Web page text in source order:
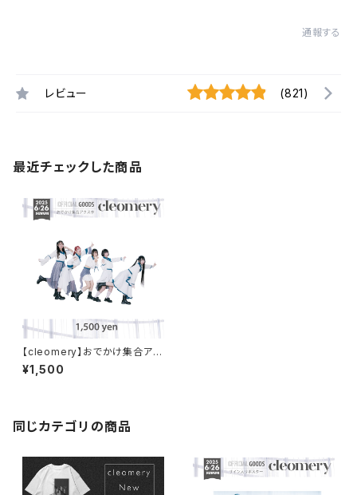
通報する
レビュー (821)
最近チェックした商品
【cleomery】おでかけ集合アク
スタ
¥1,500
同じカテゴリの商品